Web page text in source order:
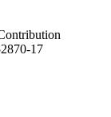
17